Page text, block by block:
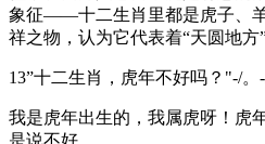
象征——十二生肖里都是虎子、
祥之物，认为它代表着“天圆地方”
13”十二生肖，虎年不好吗？"-/。
我是虎年出生的，我属虎呀！虎
是说不好。